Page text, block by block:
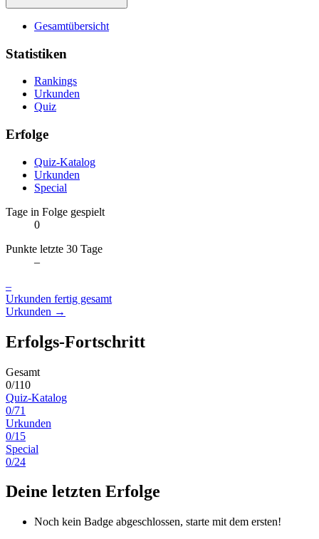
Gesamtübersicht
Statistiken
Rankings
Urkunden
Quiz
Erfolge
Quiz-Katalog
Urkunden
Special
Tage in Folge gespielt
0
Punkte letzte 30 Tage
–
–
Urkunden fertig gesamt
Urkunden →
Erfolgs-Fortschritt
Gesamt
0/110
Quiz-Katalog
0/71
Urkunden
0/15
Special
0/24
Deine letzten Erfolge
Noch kein Badge abgeschlossen, starte mit dem ersten!